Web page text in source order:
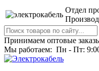
Отдел
Принимаем оптовые
Мы работаем: Пн - Пт: